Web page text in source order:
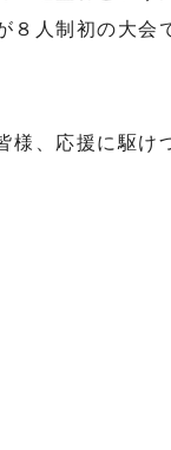
８人制初の大会
様、応援に駆け